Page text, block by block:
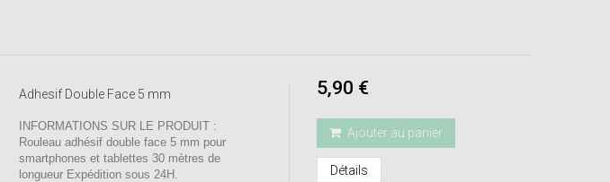
Adhesif Double Face 5 mm
INFORMATIONS SUR LE PRODUIT :
Rouleau adhésif double face 5 mm pour
smartphones et tablettes 30 mètres de
longueur Expédition sous 24H.
5,90 €
Ajouter au panier
Détails